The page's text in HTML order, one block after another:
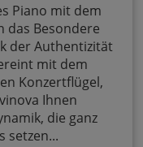
Piano mit dem
das Besondere
der Authentizität
mit dem
Konzertflügel,
Ihnen
die ganz
setzen...